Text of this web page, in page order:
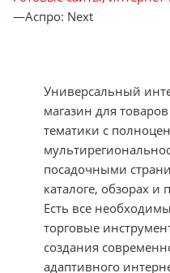
—Аспро: Next
Универсальный
магазин для
тематики с
посадочными
каталоге, обзорах и
Есть все
торговые
создания
адаптивного